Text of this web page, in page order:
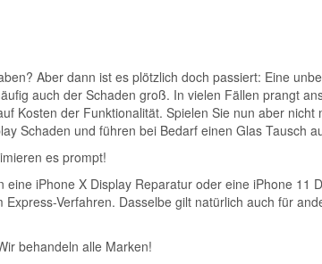
Aber dann ist es plötzlich doch passiert: Eine
auch der Schaden groß. In vielen Fällen prangt
Kosten der Funktionalität. Spielen Sie nun aber
Schaden und führen bei Bedarf einen Glas Tausch
es prompt!
iPhone X Display Reparatur oder eine iPhone
Verfahren. Dasselbe gilt natürlich auch für
behandeln alle Marken!